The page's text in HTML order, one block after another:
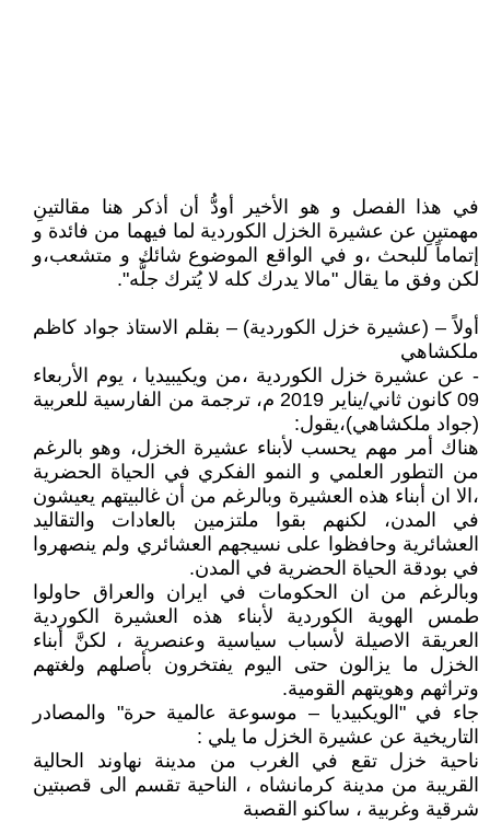
في هذا الفصل و هو الأخير أودُّ أن أذكر هنا مقالتينِ
مهمتينِ عن عشيرة الخزل الكوردية لما فيهما من فائدة و
إتماماً للبحث ،و في الواقع الموضوع شائك و متشعب،و
لكن وفق ما يقال "مالا يدرك كله لا يُترك جلُّه".
أولاً – (عشيرة خزل الكوردية) – بقلم الاستاذ جواد كاظم
ملكشاهي
- عن عشيرة خزل الكوردية ،من ويكيبيديا ، يوم الأربعاء
09 كانون ثاني/يناير 2019 م، ترجمة من الفارسية للعربية
(جواد ملكشاهي)،يقول:
هناك أمر مهم يحسب لأبناء عشيرة الخزل، وهو بالرغم
من التطور العلمي و النمو الفكري في الحياة الحضرية
،الا ان أبناء هذه العشيرة وبالرغم من أن غالبيتهم يعيشون
في المدن، لكنهم بقوا ملتزمين بالعادات والتقاليد
العشائرية وحافظوا على نسيجهم العشائري ولم ينصهروا
في بودقة الحياة الحضرية في المدن.
وبالرغم من ان الحكومات في ايران والعراق حاولوا
طمس الهوية الكوردية لأبناء هذه العشيرة الكوردية
العريقة الاصيلة لأسباب سياسية وعنصرية ، لكنَّ أبناء
الخزل ما يزالون حتى اليوم يفتخرون بأصلهم ولغتهم
وتراثهم وهويتهم القومية.
جاء في "الويكبيديا – موسوعة عالمية حرة" والمصادر
التاريخية عن عشيرة الخزل ما يلي :
ناحية خزل تقع في الغرب من مدينة نهاوند الحالية
القريبة من مدينة كرمانشاه ، الناحية تقسم الى قصبتين
شرقية وغربية ، ساكنو القصبة